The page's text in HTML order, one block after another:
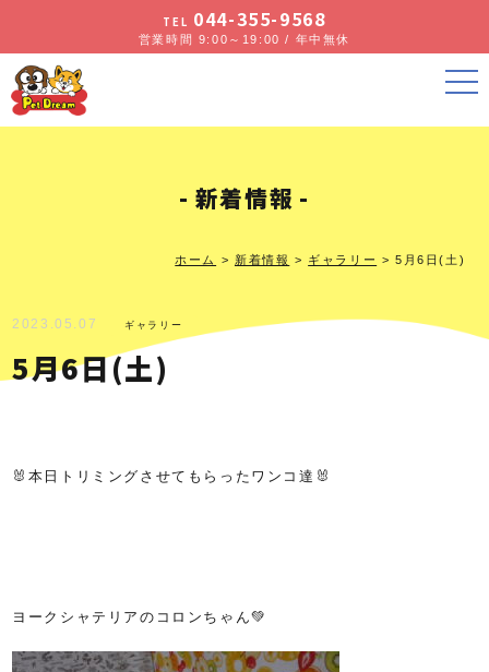
TEL 044-355-9568
営業時間 9:00～19:00 / 年中無休
新着情報
ホーム > 新着情報 > ギャラリー > 5月6日(土)
2023.05.07 ギャラリー
5月6日(土)
🐰本日トリミングさせてもらったワンコ達🐰
ヨークシャテリアのコロンちゃん💚